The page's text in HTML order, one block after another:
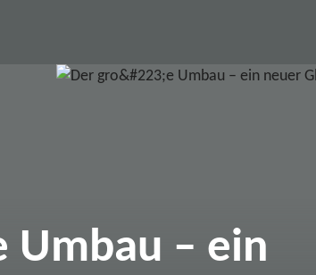
Umbau – ein